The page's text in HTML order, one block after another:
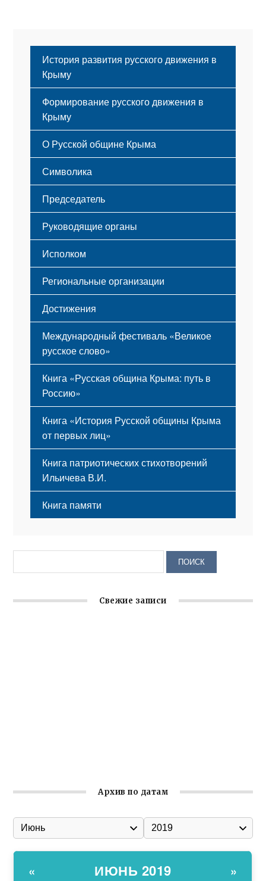
История развития русского движения в
Крыму
Формирование русского движения в
Крыму
Русский Крым
О Русской общине Крыма
Этапы становления
Принципы деятельности
Структура
Мероприятия
Символика
Флаг
Герб
Гимн
Председатель
Руководящие органы
Исполком
Региональные организации
Достижения
Международный фестиваль «Великое
русское слово»
Книга «Русская община Крыма: путь в
Россию»
Книга «История Русской общины Крыма
от первых лиц»
Книга патриотических стихотворений
Ильичева В.И.
Книга памяти
Свежие записи
Архив по датам
« ИЮНЬ 2019 »